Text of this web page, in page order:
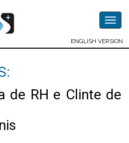
ENGLISH VERSION
de RH e Clinte de